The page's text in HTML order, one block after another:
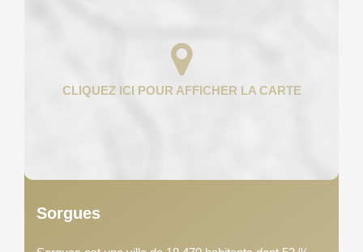
Sorgues